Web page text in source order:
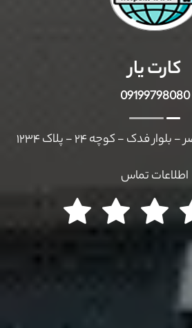
کارت یار
09199798080
فدک - کوچه ۲۴ - پلاک ۱۲۳۴
اطلاعات تماس